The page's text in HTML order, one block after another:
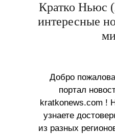
Кратко Ньюс
интересные
Добро
портал
kratkonews.com !
узнаете
из разных